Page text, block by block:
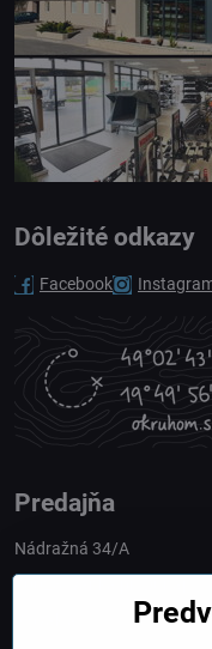
Dôležité odkazy
Facebook
Predajňa
Nádražná 34/A